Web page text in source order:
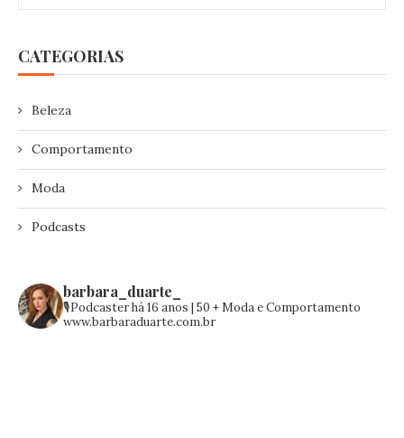
CATEGORIAS
Beleza
Comportamento
Moda
Podcasts
barbara_duarte_
🎙️Podcaster há 16 anos | 50 +Moda e Comportamento
www.barbaraduarte.com.br